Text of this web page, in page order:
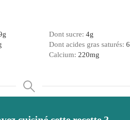
g Dont sucre:4g
Dont acides gras saturés:6
Calcium:220mg